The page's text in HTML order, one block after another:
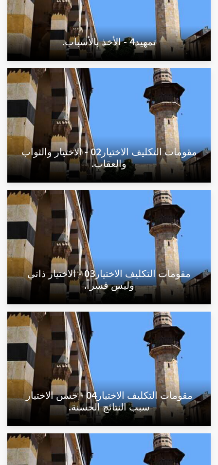
تمهيد4 - الأخذ بالأسباب.
مقومات التكليف الاختيار02 - الاختيار والثواب
والعقاب.
مقومات التكليف الاختيار03 - الاختيار ذاتي
وليس قسراً.
مقومات التكليف الاختيار04 - حسن الاختيار
سبب النتائج الحسنة.